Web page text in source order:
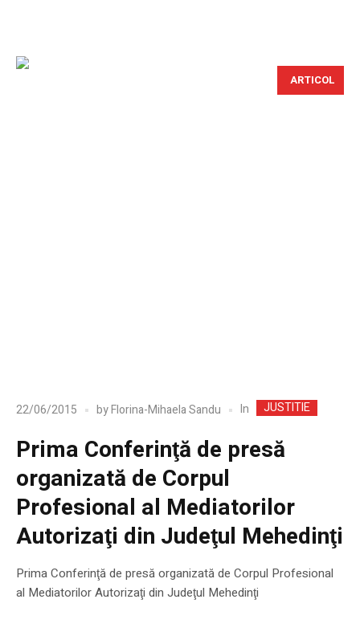
ARTICOL
22/06/2015 byFlorina-Mihaela Sandu In JUSTITIE
Prima Conferinţă de presă
organizată de Corpul
Profesional al Mediatorilor
Autorizaţi din Judeţul Mehedinţi
Prima Conferinţă de presă organizată de Corpul Profesional
al Mediatorilor Autorizaţi din Judeţul Mehedinţi